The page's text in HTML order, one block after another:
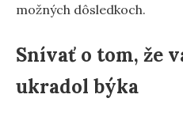
možných dôsledkoch.
Snívať o tom, že
ukradol býka